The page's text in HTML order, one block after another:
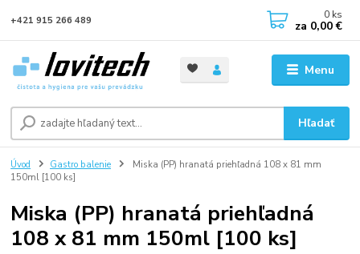
Menu
Hľadať
+421 915 266 489 0 ks
za 0,00 €
Úvod Gastro balenie
Miska (PP) hranatá priehľadná 108 x 81 mm
150ml [100 ks]
Miska (PP) hranatá priehľadná
108 x 81 mm 150ml [100 ks]